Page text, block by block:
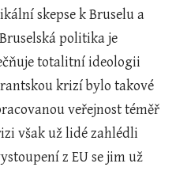
skepse k Bruselu a
politika je
totalitní ideologii
krizí bylo takové
veřejnost téměř
však už lidé zahlédli
z EU se jim už